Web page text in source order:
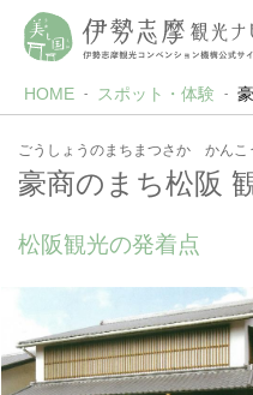
HOME スポット・体験
ごうしょうのまちまつさか かんこ
豪商のまち松阪
松阪観光の発着点